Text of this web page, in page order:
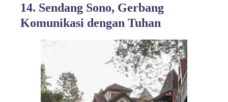
14. Sendang Sono, Gerbang
Komunikasi dengan Tuhan